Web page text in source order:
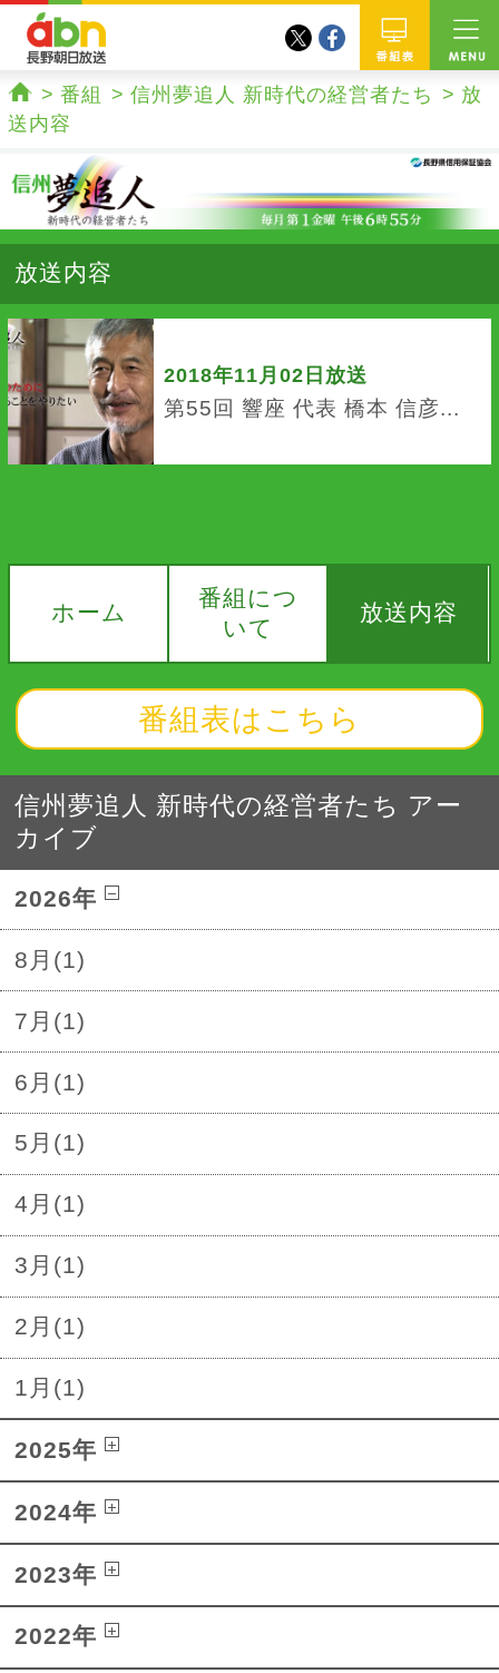
番組
twitterfacebook
ホーム
番組 信州夢追人 新時代の経営者たち
放
送内容
放送内容
2018年11月02日放送
第55回 響座 代表 橋本 信彦...
ホーム
番組につ
いて
放送内容
番組表はこちら
信州夢追人 新時代の経営者たち アー
カイブ
2026年
8月(1)
7月(1)
6月(1)
5月(1)
4月(1)
3月(1)
2月(1)
1月(1)
2025年
2024年
2023年
2022年